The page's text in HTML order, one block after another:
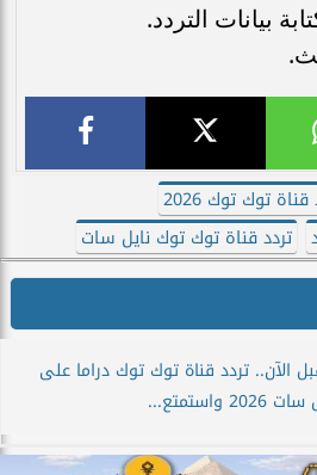
بيانات التردد.
توك توك 2026
تردد قناة توك توك نايل سات
الآن.. تردد قناة توك توك دراما على
واستمتع...